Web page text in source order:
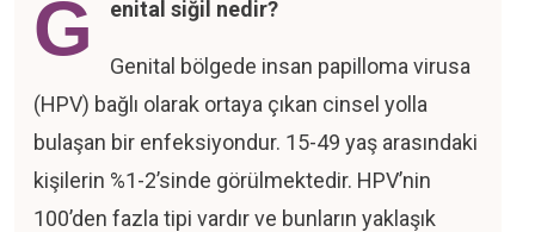
G enital siğil nedir?
Genital bölgede insan papilloma virusa
(HPV) bağlı olarak ortaya çıkan cinsel yolla
bulaşan bir enfeksiyondur. 15-49 yaş arasındaki
kişilerin %1-2’sinde görülmektedir. HPV’nin
100’den fazla tipi vardır ve bunların yaklaşık